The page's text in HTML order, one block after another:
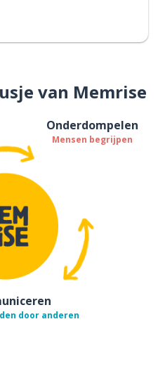
van Memrise
Onderdompelen
Mensen begrijpen
door anderen